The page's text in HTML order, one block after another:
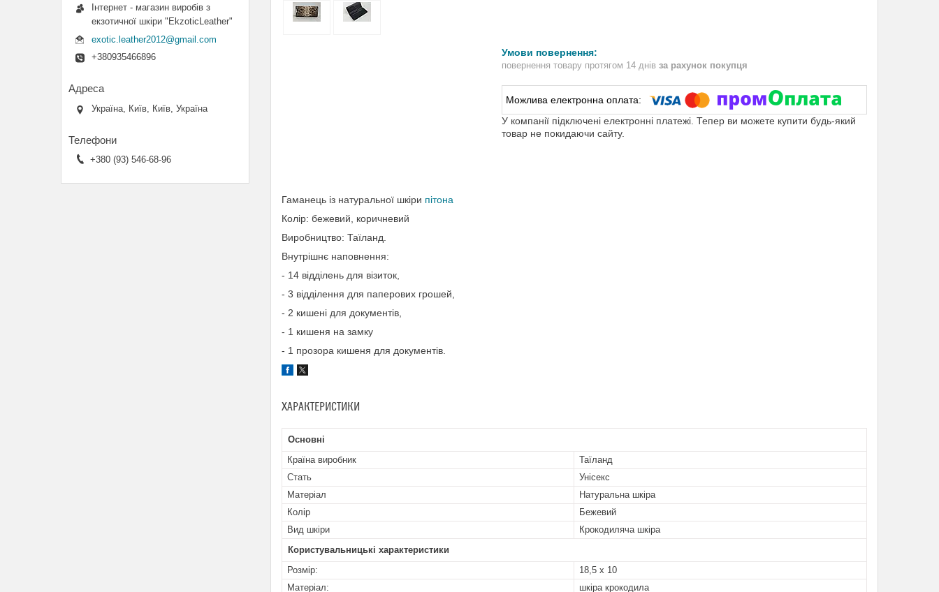
повернення товару протягом 14 днів за рахунок покупця
У компанії підключені електронні платежі. Тепер ви можете купити будь-який
товар не покидаючи сайту.
Гаманець із натуральної шкіри пітона
Колір: бежевий, коричневий
Виробництво: Таїланд.
Внутрішнє наповнення:
- 14 відділень для візиток,
- 3 відділення для паперових грошей,
- 2 кишені для документів,
- 1 кишеня на замку
- 1 прозора кишеня для документів.
ХАРАКТЕРИСТИКИ
Основні
Країна виробник
Таїланд
Стать
Унісекс
Матеріал
Натуральна шкіра
Колір
Бежевий
Вид шкіри
Крокодиляча шкіра
Користувальницькі характеристики
Розмір:
18,5 х 10
Матеріал:
шкіра крокодила
Інтернет - магазин виробів з
екзотичної шкіри "EkzoticLeather"
exotic.leather2012@gmail.com
+380935466896
Україна, Київ, Київ, Україна
+380 (93) 546-68-96